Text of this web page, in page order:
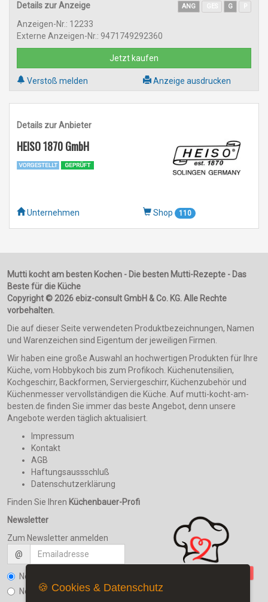
Details zur Anzeige ANG G
Anzeigen-Nr.: 12233
Externe Anzeigen-Nr.: 9471749292360
Jetzt kaufen
Verstoß melden Anzeige ausdrucken
Details zur Anbieter
HEISO 1870 GmbH
Unternehmen Shop 110
Mutti kocht am besten Kochen - Die besten Mutti-Rezepte - Das
Beste für die Küche
Copyright © 2026 ebiz-consult GmbH & Co. KG. Alle Rechte
vorbehalten.
Die auf dieser Seite verwendeten Produktbezeichnungen, Namen
und Warenzeichen sind Eigentum der jeweiligen Firmen.
Wir haben eine große Auswahl an hochwertigen Produkten für Ihre
Küche, vom Hobbykoch bis zum Profikoch. Küchenutensilien,
Kochgeschirr, Backformen, Serviergeschirr, Küchenzubehör und
Küchenmesser vervollständigen die Küche. Auf mutti-kocht-am-
besten.de finden Sie immer das beste Angebot, denn unsere
Angebote werden täglich aktualisiert.
Impressum
Kontakt
AGB
Haftungsaussschluß
Datenschutzerklärung
Finden Sie Ihren Küchenbauer-Profi
Newsletter
Zum Newsletter anmelden
@
Newsletter bestellen
Newsletter kündigen
🍪 Cookies & Datenschutz